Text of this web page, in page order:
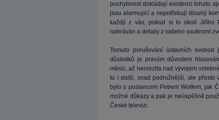
pochybnost dokládají existenci tohoto
jsou alarmující a nepotřebují dlouhý
každý z vás, pokud si to okolí Jiřího
nahráván a detaily z vašeho soukromí
Tomuto porušování ústavních
důsledků je pravým důvodem
měsíc, až nervozita nad vývojem
tu i další, snad podružnější, ale přesto
bylo s poslancem Petrem Wolfem, jak
možné důkazy a pak je neúspěšně
České televizi.